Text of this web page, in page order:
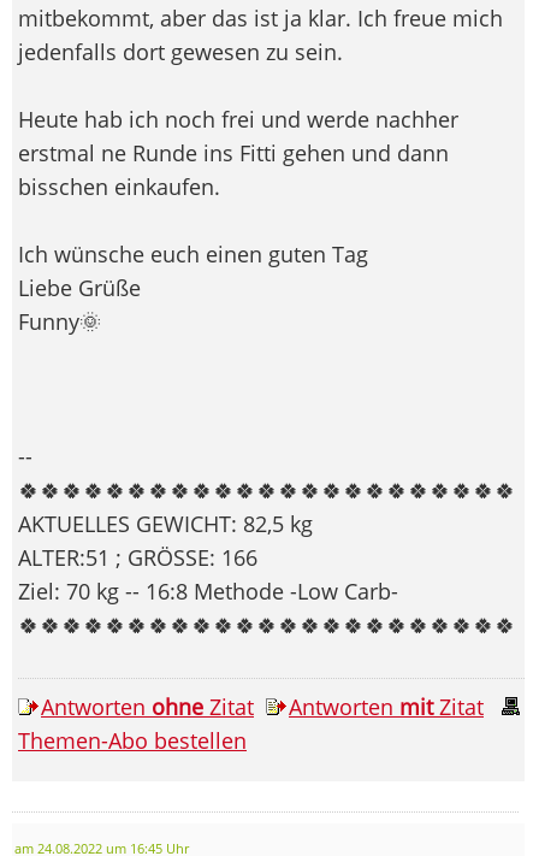
mitbekommt, aber das ist ja klar. Ich freue mich
jedenfalls dort gewesen zu sein.
Heute hab ich noch frei und werde nachher
erstmal ne Runde ins Fitti gehen und dann
bisschen einkaufen.
Ich wünsche euch einen guten Tag
Liebe Grüße
Funny🌞
--
🍀🍀🍀🍀🍀🍀🍀🍀🍀🍀🍀🍀🍀🍀🍀🍀🍀🍀🍀🍀🍀🍀🍀
AKTUELLES GEWICHT: 82,5 kg
ALTER:51 ; GRÖSSE: 166
Ziel: 70 kg -- 16:8 Methode -Low Carb-
🍀🍀🍀🍀🍀🍀🍀🍀🍀🍀🍀🍀🍀🍀🍀🍀🍀🍀🍀🍀🍀🍀🍀
Antworten ohne Zitat Antworten mitZitat
Themen-Abo bestellen
am 24.08.2022 um 16:45 Uhr